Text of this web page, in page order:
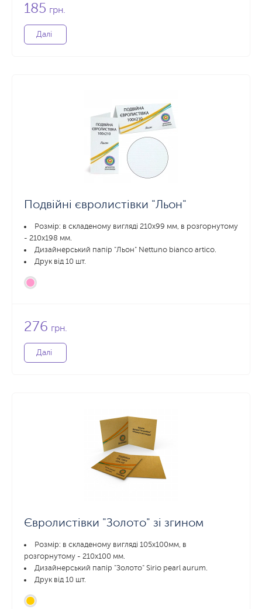
185 грн.
Далі
Подвійні євролистівки "Льон"
Розмір: в складеному вигляді 210х99 мм, в розгорнутому
- 210x198 мм.
Дизайнерський папір "Льон" Nettuno bianco artico.
Друк від 10 шт.
276 грн.
Далі
Євролистівки "Золото" зі згином
Розмір: в складеному вигляді 105х100мм, в
розгорнутому - 210x100 мм.
Дизайнерський папір "Золото" Sirio pearl aurum.
Друк від 10 шт.